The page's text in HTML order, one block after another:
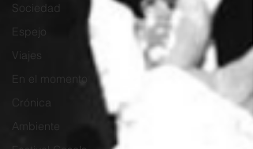
Sociedad
Espejo
Viajes
En el momento
Crónica
Ambiente